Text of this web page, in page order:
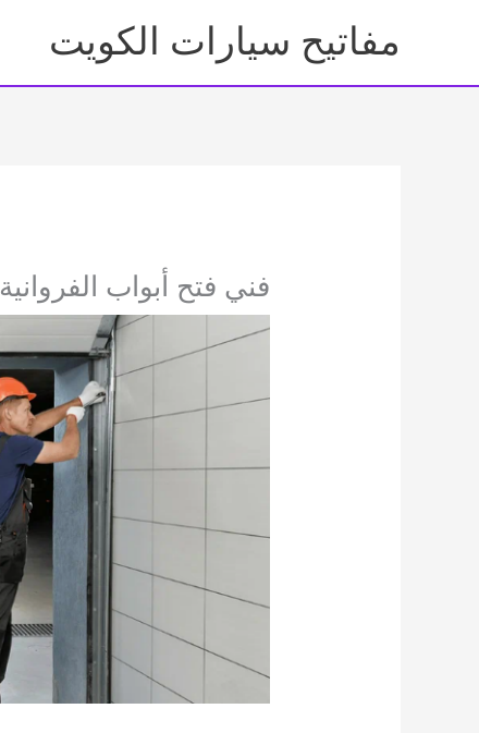
مفاتيح سيارات الكويت
فني فتح أبواب الفروانية 92295349